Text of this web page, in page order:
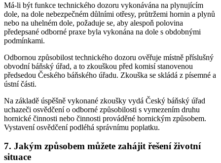
Má-li být funkce technického dozoru vykonávána na plynujícím
dole, na dole nebezpečném důlními otřesy, průtržemi hornin a plynů
nebo na uhelném dole, požaduje se, aby alespoň polovina
předepsané odborné praxe byla vykonána na dole s obdobnými
podmínkami.
Odbornou způsobilost technického dozoru ověřuje místně příslušný
obvodní báňský úřad, a to zkouškou před komisí stanovenou
předsedou Českého báňského úřadu. Zkouška se skládá z písemné a
ústní části.
Na základě úspěšně vykonané zkoušky vydá Český báňský úřad
uchazeči osvědčení o odborné způsobilosti s vymezením druhu
hornické činnosti nebo činnosti prováděné hornickým způsobem.
Vystavení osvědčení podléhá správnímu poplatku.
7. Jakým způsobem můžete zahájit řešení životní
situace